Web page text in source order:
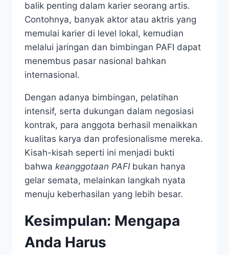
balik penting dalam karier seorang artis.
Contohnya, banyak aktor atau aktris yang
memulai karier di level lokal, kemudian
melalui jaringan dan bimbingan PAFI dapat
menembus pasar nasional bahkan
internasional.
Dengan adanya bimbingan, pelatihan
intensif, serta dukungan dalam negosiasi
kontrak, para anggota berhasil menaikkan
kualitas karya dan profesionalisme mereka.
Kisah-kisah seperti ini menjadi bukti
bahwa keanggotaan PAFIbukan hanya
gelar semata, melainkan langkah nyata
menuju keberhasilan yang lebih besar.
Kesimpulan: Mengapa
Anda Harus